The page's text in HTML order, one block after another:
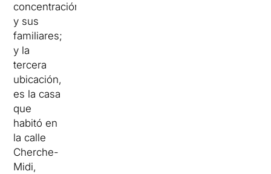
concentración
y sus
familiares;
y la
tercera
ubicación,
es la casa
que
habitó en
la calle
Cherche-
Midi,